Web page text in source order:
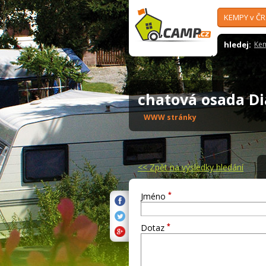
KEMPY v ČR
hledej:
chatová osada
WWW stránky
<<Zpět na výsledky hledání
Jméno *
Dotaz *